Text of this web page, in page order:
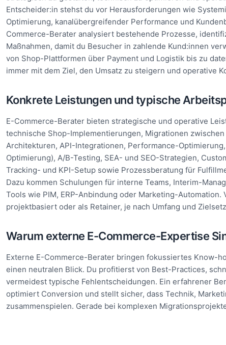
Entscheider:in stehst du vor Herausforderungen wie
Optimierung, kanalübergreifender Performance und
Commerce-Berater analysiert bestehende Prozesse,
Maßnahmen, damit du Besucher in zahlende Kund:innen
von Shop-Plattformen über Payment und Logistik bis zu
immer mit dem Ziel, den Umsatz zu steigern und operative
Konkrete Leistungen und typische
E-Commerce-Berater bieten strategische und operative
technische Shop-Implementierungen, Migrationen
Architekturen, API-Integrationen, Performance-
Optimierung), A/B-Testing, SEA- und SEO-Strategien,
Tracking- und KPI-Setup sowie Prozessberatung für
Dazu kommen Schulungen für interne Teams, Interim-
Tools wie PIM, ERP-Anbindung oder Marketing-Automation.
projektbasiert oder als Retainer, je nach Umfang und
Warum externe E-Commerce-Expertise
Externe E-Commerce-Berater bringen fokussiertes Know-
einen neutralen Blick. Du profitierst von Best-Practices,
vermeidest typische Fehlentscheidungen. Ein erfahrener
optimiert Conversion und stellt sicher, dass Technik,
zusammenspielen. Gerade bei komplexen